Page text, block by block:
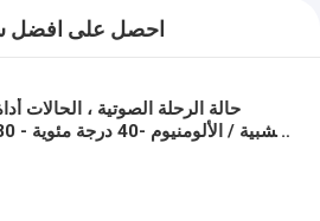
احصل على افضل
حالة الرحلة الصوتية ، الحالات
خشبية / الألومنيوم -40